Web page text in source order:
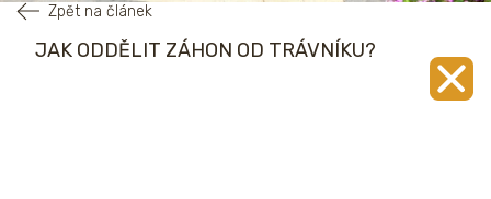
Zpět na článek
JAK ODDĚLIT ZÁHON OD TRÁVNÍKU?